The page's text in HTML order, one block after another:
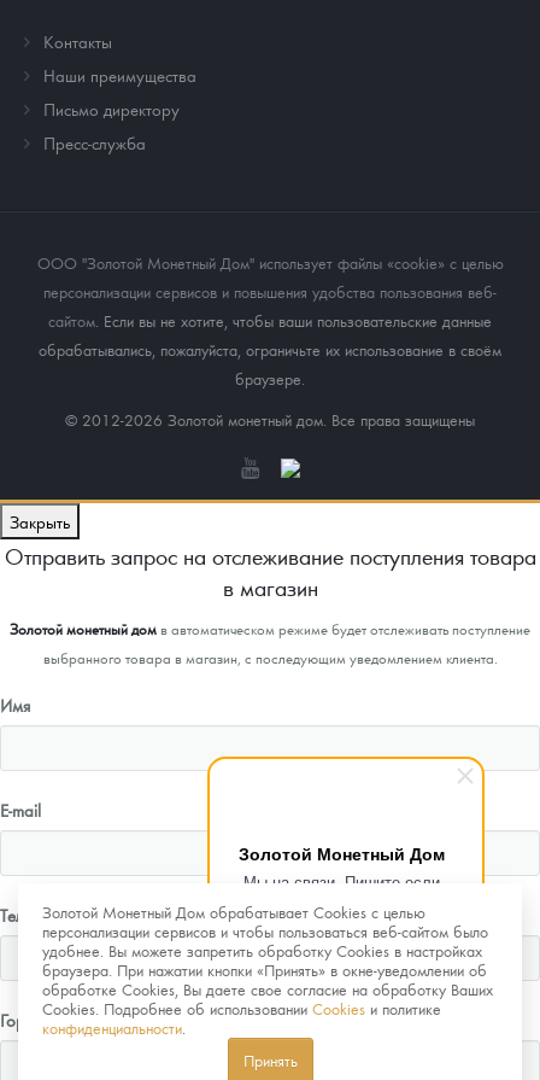
Золотой Монетный Дом
Мы на связи. Пишите если
возникнут любые вопросы.
Рады помочь.
Контакты
Наши преимущества
Письмо директору
Пресс-служба
ООО "Золотой Монетный Дом" использует файлы «cookie» с целью
персонализации сервисов и повышения удобства пользования веб-
сайтом . Если вы не хотите, чтобы ваши пользовательские данные
обрабатывались, пожалуйста, ограничьте их использование в своём
браузере.
© 2012-2026 Золотой монетный дом. Все права защищены
Золотой Монетный Дом обрабатывает Cookies с целью
персонализации сервисов и чтобы пользоваться веб-сайтом было
удобнее. Вы можете запретить обработку Cookies в настройках
браузера. При нажатии кнопки «Принять» в окне-уведомлении об
обработке Cookies, Вы даете свое согласие на обработку Ваших
Cookies. Подробнее об использовании Cookies и политике
конфиденциальности
Принять
Закрыть
Отправить запрос на отслеживание поступления товара
в магазин
Золотой монетный домв автоматическом режиме будет отслеживать поступление
выбранного товара в магазин, с последующим уведомлением клиента.
Имя
E-mail
Телефон
Город